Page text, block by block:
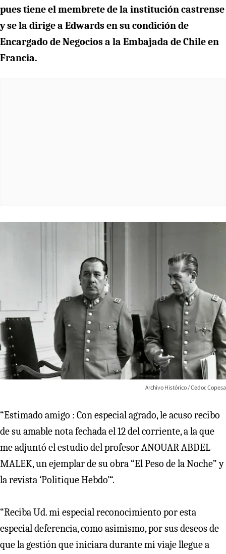
pues tiene el membrete de la institución castrense
y se la dirige a Edwards en su condición de
Encargado de Negocios a la Embajada de Chile en
Francia.
Archivo Histórico / Cedoc Copesa
“Estimado amigo : Con especial agrado, le acuso recibo
de su amable nota fechada el 12 del corriente, a la que
me adjuntó el estudio del profesor ANOUAR ABDEL-
MALEK, un ejemplar de su obra “El Peso de la Noche” y
la revista ‘Politique Hebdo’“.
“Reciba Ud. mi especial reconocimiento por esta
especial deferencia, como asimismo, por sus deseos de
que la gestión que iniciara durante mi viaje llegue a